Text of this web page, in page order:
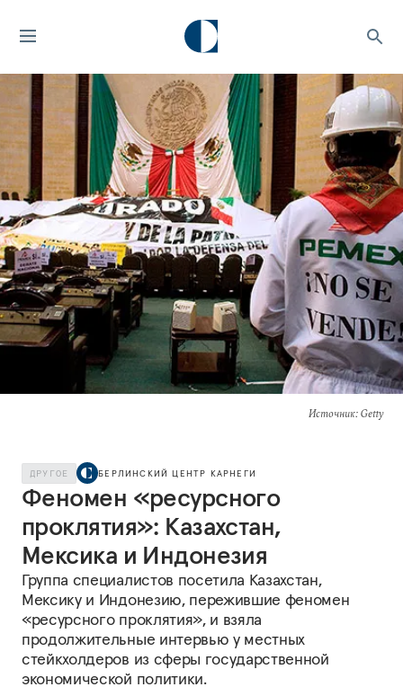
Источник: Getty
ДРУГОЕ БЕРЛИНСКИЙ ЦЕНТР КАРНЕГИ
Феномен «ресурсного
проклятия»: Казахстан,
Мексика и Индонезия
Группа специалистов посетила Казахстан,
Мексику и Индонезию, пережившие феномен
«ресурсного проклятия», и взяла
продолжительные интервью у местных
стейкхолдеров из сферы государственной
экономической политики.